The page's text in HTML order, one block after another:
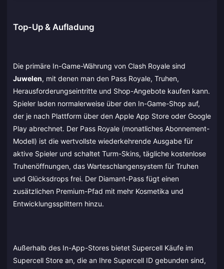
Top-Up & Aufladung
Die primäre In-Game-Währung von Clash Royale sind
Juwelen, mit denen man den Pass Royale, Truhen,
Herausforderungseintritte und Shop-Angebote kaufen kann.
Spieler laden normalerweise über den In-Game-Shop auf,
der je nach Plattform über den Apple App Store oder Google
Play abrechnet. Der Pass Royale (monatliches Abonnement-
Modell) ist die wertvollste wiederkehrende Ausgabe für
aktive Spieler und schaltet Turm-Skins, tägliche kostenlose
Truhenöffnungen, das Warteschlangensystem für Truhen
und Glücksdrops frei. Der Diamant-Pass fügt einen
zusätzlichen Premium-Pfad mit mehr Kosmetika und
Entwicklungssplittern hinzu.
Außerhalb des In-App-Stores bietet Supercell Käufe im
Supercell Store an, die an Ihre Supercell ID gebunden sind,